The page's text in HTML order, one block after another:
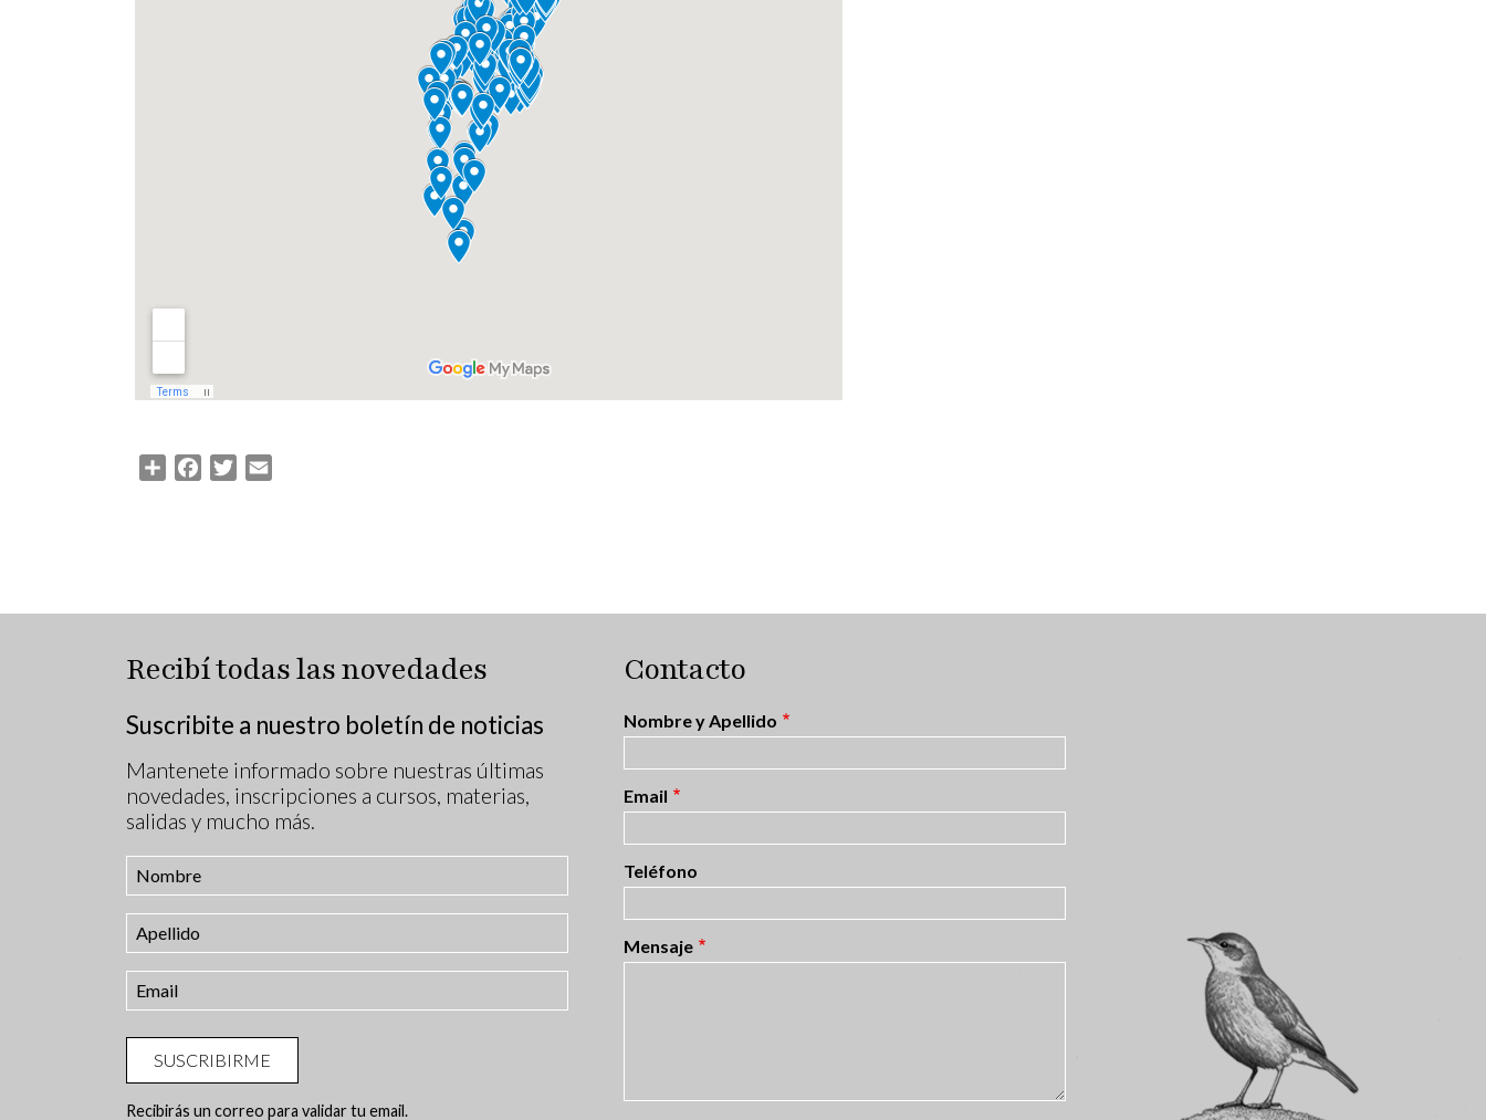
Share Facebook
Twitter
Recibí todas las novedades
Suscribite a nuestro boletín de noticias
Mantenete informado sobre nuestras últimas
novedades, inscripciones a cursos, materias,
salidas y mucho más.
SUSCRIBIRME
Recibirás un correo para validar tu email.
Contacto
Nombre y Apellido
Email
Teléfono
Mensaje